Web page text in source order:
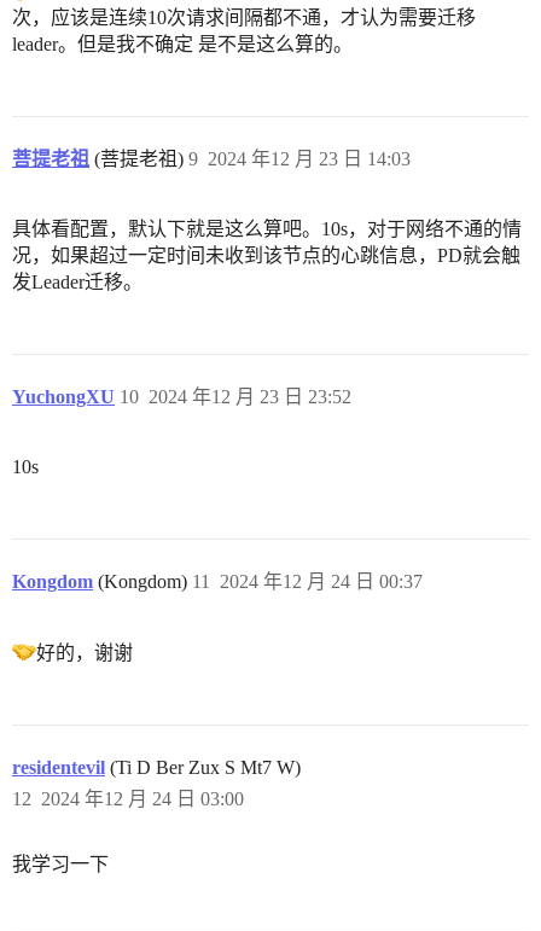
次，应该是连续10次请求间隔都不通，才认为需要迁移
leader。但是我不确定 是不是这么算的。
菩提老祖 (菩提老祖) 2024 年12 月 23 日 14:03
9
具体看配置，默认下就是这么算吧。10s，对于网络不通的情
况，如果超过一定时间未收到该节点的心跳信息，PD就会触
发Leader迁移。
YuchongXU 2024 年12 月 23 日 23:52
10
10s
Kongdom (Kongdom) 2024 年12 月 24 日 00:37
11
好的，谢谢
residentevil (Ti D Ber Zux S Mt7 W)
2024 年12 月 24 日 03:00
12
我学习一下